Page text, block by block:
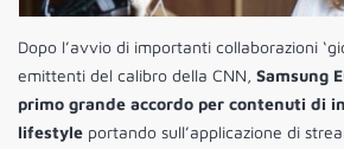
Dopo l’avvio di importanti collaborazioni
emittenti del calibro della CNN, Samsung
primo grande accordo per contenuti di
lifestyle portando sull’applicazione di